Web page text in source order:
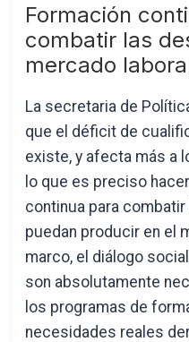
Formación
combatir las
mercado
La secretaria de
que el déficit de
existe, y afecta más a
lo que es preciso
continua para
puedan producir en el
marco, el diálogo
son absolutamente
los programas de
necesidades reales